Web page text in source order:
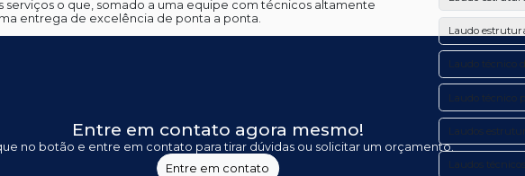
serviços o que, somado a uma equipe com técnicos altamente
entrega de excelência de ponta a ponta.
Entre em contato agora mesmo!
no botão e entre em contato para tirar dúvidas ou solicitar um orçamento.
Entre em contato
Laudo
Laudo técnico
Laudo técnico
Laudos
Laudos